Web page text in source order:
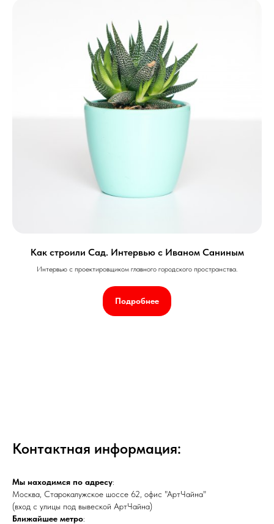
Как строили Сад. Интервью с Иваном Саниным
Интервью с проектировщиком главного городского пространства.
Подробнее
Контактная информация:
Мы находимся по адресу:
Москва, Старокалужское шоссе 62, офис "АртЧайна"
(вход с улицы под вывеской АртЧайна)
Ближайшее метро: